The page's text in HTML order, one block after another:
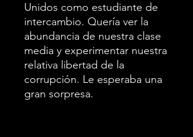
Unidos como estudiante de
intercambio. Quería ver la
abundancia de nuestra clase
media y experimentar nuestra
relativa libertad de la
corrupción. Le esperaba una
gran sorpresa.